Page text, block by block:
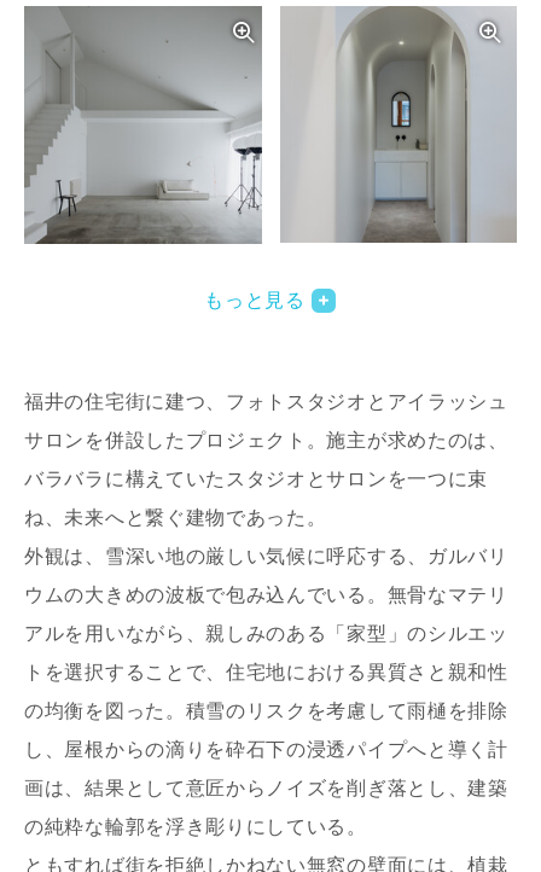
写真を拡大する
写真を拡大する
もっと見る
福井の住宅街に建つ、フォトスタジオとアイラッシュ
サロンを併設したプロジェクト。施主が求めたのは、
バラバラに構えていたスタジオとサロンを一つに束
ね、未来へと繋ぐ建物であった。
外観は、雪深い地の厳しい気候に呼応する、ガルバリ
ウムの大きめの波板で包み込んでいる。無骨なマテリ
アルを用いながら、親しみのある「家型」のシルエッ
トを選択することで、住宅地における異質さと親和性
の均衡を図った。積雪のリスクを考慮して雨樋を排除
し、屋根からの滴りを砕石下の浸透パイプへと導く計
画は、結果として意匠からノイズを削ぎ落とし、建築
の純粋な輪郭を浮き彫りにしている。
ともすれば街を拒絶しかねない無窓の壁面には、植栽